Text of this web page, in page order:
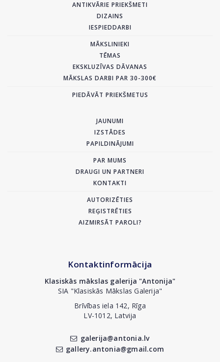
ANTIKVĀRIE PRIEKŠMETI
DIZAINS
IESPIEDDARBI
MĀKSLINIEKI
TĒMAS
EKSKLUZĪVAS DĀVANAS
MĀKSLAS DARBI PAR 30-300€
PIEDĀVĀT PRIEKŠMETUS
JAUNUMI
IZSTĀDES
PAPILDINĀJUMI
PAR MUMS
DRAUGI UN PARTNERI
KONTAKTI
AUTORIZĒTIES
REĢISTRĒTIES
AIZMIRSĀT PAROLI?
Kontaktinformācija
Klasiskās mākslas galerija "Antonija"
SIA "Klasiskās Mākslas Galerija"
Brīvības iela 142, Rīga
LV-1012, Latvija
galerija@antonia.lv
gallery.antonia@gmail.com